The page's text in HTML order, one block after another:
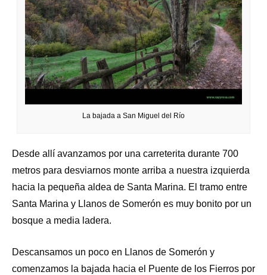
La bajada a San Miguel del Río
Desde allí avanzamos por una carreterita durante 700
metros para desviarnos monte arriba a nuestra izquierda
hacia la pequeña aldea de Santa Marina. El tramo entre
Santa Marina y Llanos de Somerón es muy bonito por un
bosque a media ladera.
Descansamos un poco en Llanos de Somerón y
comenzamos la bajada hacia el Puente de los Fierros por